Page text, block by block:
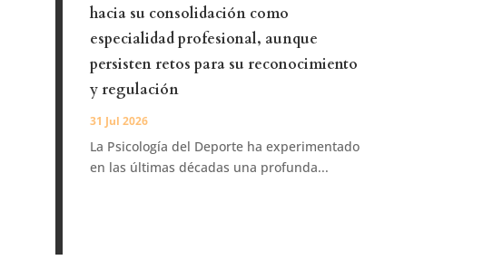
hacia su consolidación como
especialidad profesional, aunque
persisten retos para su reconocimiento
y regulación
31 Jul 2026
La Psicología del Deporte ha experimentado
en las últimas décadas una profunda...